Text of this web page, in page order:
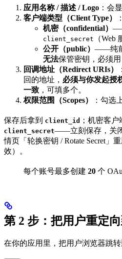
应用名称 / 描述 / Logo ：会
客户端类型（Client Type）
：
机密（confidential）
client_secret
（Web
公开（public） ——纯前
无法保管密钥，必须用
回调地址（Redirect URIs）
回的地址， 必须与你发起授
一致 ，可填多个。
权限范围（Scopes）
：勾选
保存后拿到 client_id ；机密客户
client_secret——立刻保存，关
情页「轮换密钥 / Rotate Secret」
效）。
每个账号最多创建 20 个
第 2 步：把用户重定
在你的应用里，把用户浏览器跳